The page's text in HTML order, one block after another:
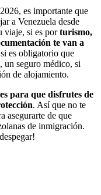
es importante que
a Venezuela desde
viaje, si es porturismo,
te van a
es obligatorio que
un seguro médico, si
de alojamiento.
para que disfrutes de
. Así que no te
asegurarte de que
de inmigración.